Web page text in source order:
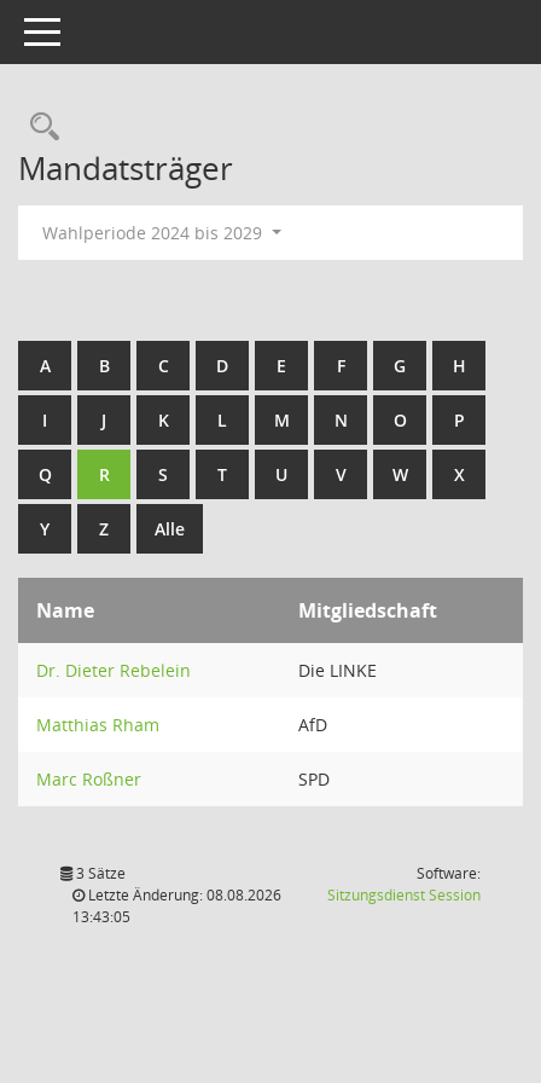
Toggle navigation
Rechercheauswahl
Mandatsträger
Wahlperiode 2024 bis 2029
A B C D E F G H
I J K L M N O P
Q R S T U V W X
Y Z Alle
Name Mitgliedschaft
Dr. Dieter Rebelein Die LINKE
Matthias Rham AfD
Marc Roßner SPD
3 Sätze
Letzte Änderung: 08.08.2026
13:43:05
Software:
SitzungsdienstSession(Wird in